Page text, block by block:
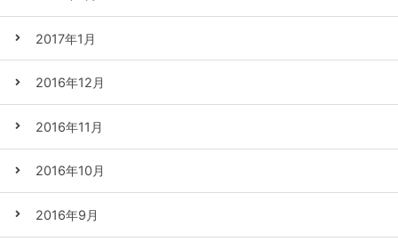
2017年1月
2016年12月
2016年11月
2016年10月
2016年9月